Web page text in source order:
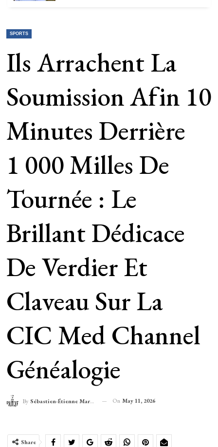
SPORTS
Ils Arrachent La
Soumission Afin 10
Minutes Derrière
1 000 Milles De
Tournée : Le
Brillant Dédicace
De Verdier Et
Claveau Sur La
CIC Med Channel
Généalogie
By Sébastien-Étienne Marechal On May 11, 2026
Share